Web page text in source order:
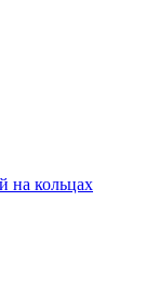
на кольцах